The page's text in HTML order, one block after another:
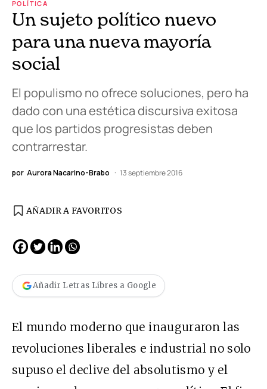
POLÍTICA
Un sujeto político nuevo
para una nueva mayoría
social
El populismo no ofrece soluciones, pero ha
dado con una estética discursiva exitosa
que los partidos progresistas deben
contrarrestar.
por Aurora Nacarino-Brabo 13 septiembre 2016
AÑADIR A FAVORITOS
Añadir Letras Libres a Google
El mundo moderno que inauguraron las
revoluciones liberales e industrial no solo
supuso el declive del absolutismo y el